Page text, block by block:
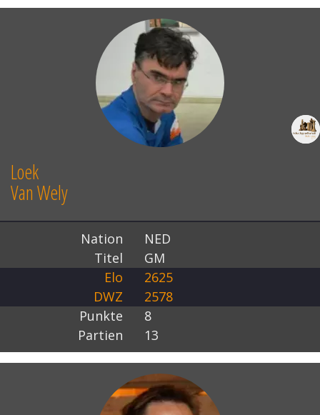
Loek
Van Wely
Nation
NED
Titel
GM
Elo
2625
DWZ
2578
Punkte
8
Partien
13